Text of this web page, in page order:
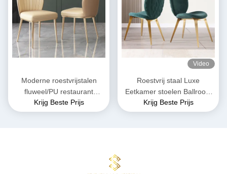
Moderne roestvrijstalen
fluweel/PU restaurant
eettafel en stoelen
Krijg Beste Prijs
Video
Roestvrij staal Luxe
Eetkamer stoelen Ballroom
stoelen OEM ODM
Krijg Beste Prijs